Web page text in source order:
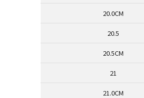
20.0CM
20.5
20.5CM
21
21.0CM